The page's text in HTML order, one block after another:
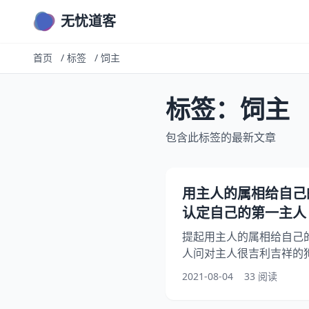
无忧道客
首页 / 标签 / 饲主
标签：饲主
包含此标签的最新文章
用主人的属相给自
认定自己的第一主人
提起用主人的属相给自己
人问对主人很吉利吉祥的
我属狗给狗取什么名字给
事？其实给狗狗取名字
2021-08-04 33 阅读